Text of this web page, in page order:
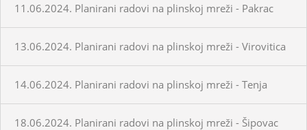
11.06.2024. Planirani radovi na plinskoj mreži - Pakrac
13.06.2024. Planirani radovi na plinskoj mreži - Virovitica
14.06.2024. Planirani radovi na plinskoj mreži - Tenja
18.06.2024. Planirani radovi na plinskoj mreži - Šipovac